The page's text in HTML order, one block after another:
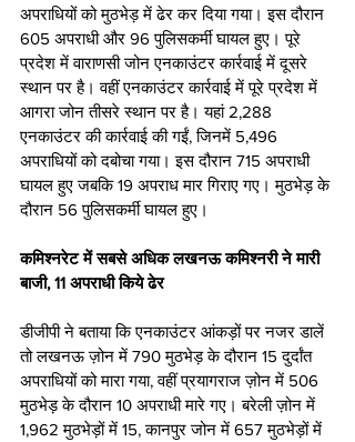
अपराधियों को मुठभेड़ में ढेर कर दिया गया। इस दौरान
605 अपराधी और 96 पुलिसकर्मी घायल हुए। पूरे
प्रदेश में वाराणसी जोन एनकाउंटर कार्रवाई में दूसरे
स्थान पर है। वहीं एनकाउंटर कार्रवाई में पूरे प्रदेश में
आगरा जोन तीसरे स्थान पर है। यहां 2,288
एनकाउंटर की कार्रवाई की गईं, जिनमें 5,496
अपराधियों को दबोचा गया। इस दौरान 715 अपराधी
घायल हुए जबकि 19 अपराध मार गिराए गए। मुठभेड़ के
दौरान 56 पुलिसकर्मी घायल हुए।
कमिश्नरेट में सबसे अधिक लखनऊ कमिश्नरी ने मारी
बाजी, 11 अपराधी किये ढेर
डीजीपी ने बताया कि एनकाउंटर आंकड़ों पर नजर डालें
तो लखनऊ ज़ोन में 790 मुठभेड़ के दौरान 15 दुर्दांत
अपराधियों को मारा गया, वहीं प्रयागराज ज़ोन में 506
मुठभेड़ के दौरान 10 अपराधी मारे गए। बरेली ज़ोन में
1,962 मुठभेड़ों में 15, कानपुर जोन में 657 मुठभेड़ों में